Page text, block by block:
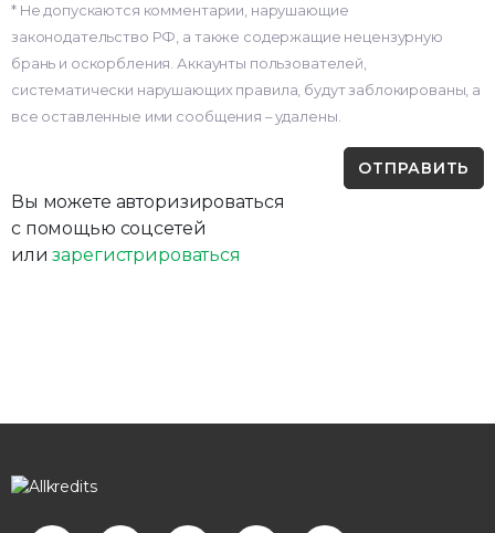
* Не допускаются комментарии, нарушающие
законодательство РФ, а также содержащие нецензурную
брань и оскорбления. Аккаунты пользователей,
систематически нарушающих правила, будут заблокированы, а
все оставленные ими сообщения – удалены.
Вы можете авторизироваться
с помощью соцсетей
илизарегистрироваться